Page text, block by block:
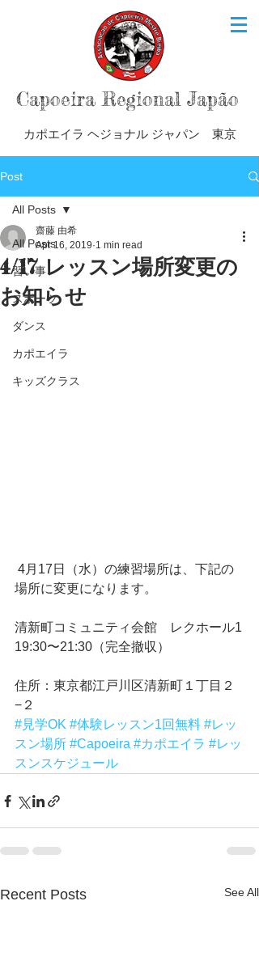
Capoeira Regional Japão
カポエイラ ヘジョナル ジャパン 東京
Post
All Posts
習い事
スポーツ
ダンス
カポエイラ
キッズクラス
All Posts
4/17 レッスン場所変更の
お知らせ
齋藤 由希
Apr 16, 2019 1 min read
場所に変更になります。
清新町コミュニティ会館　レクホール1
19:30〜21:30（完全撤収）
住所：東京都江戸川区清新町１丁目２
−２
#見学OK #体験レッスン1回無料 #レッ
スン場所 #Capoeira #カポエイラ #レッ
スンスケジュール
Recent Posts See All